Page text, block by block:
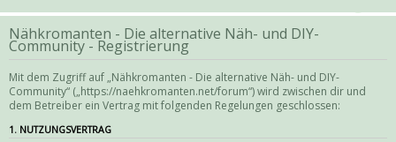
uc
he
Nähkromanten - Die alternative Näh- und DIY-
Community - Registrierung
Mit dem Zugriff auf „Nähkromanten - Die alternative Näh- und DIY-
Community“ („https://naehkromanten.net/forum“) wird zwischen dir und
dem Betreiber ein Vertrag mit folgenden Regelungen geschlossen:
1. NUTZUNGSVERTRAG